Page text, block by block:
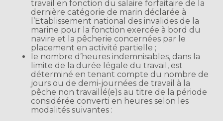
travail en fonction du salaire forfaitaire de la
dernière catégorie de marin déclarée à
l’Etablissement national des invalides de la
marine pour la fonction exercée à bord du
navire et la pêcherie concernées par le
placement en activité partielle ;
le nombre d’heures indemnisables, dans la
limite de la durée légale du travail, est
déterminé en tenant compte du nombre de
jours ou de demi-journées de travail à la
pêche non travaillé(e)s au titre de la période
considérée converti en heures selon les
modalités suivantes :